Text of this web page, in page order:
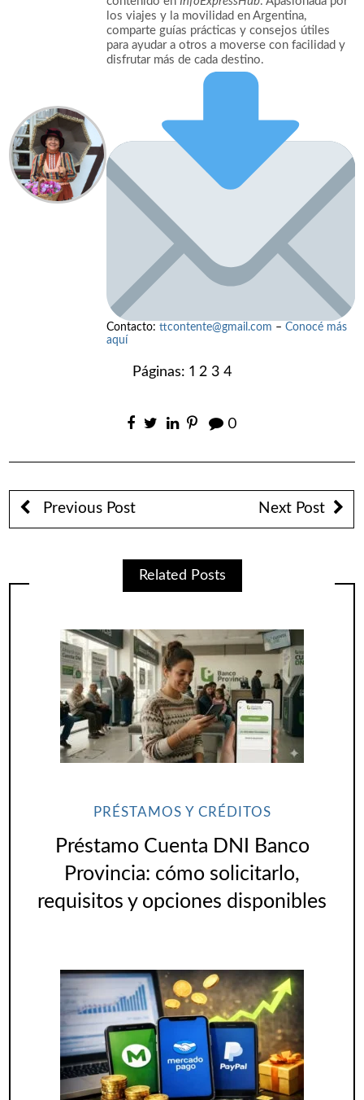
los viajes y la movilidad en Argentina,
comparte guías prácticas y consejos útiles
para ayudar a otros a moverse con facilidad y
disfrutar más de cada destino.
Contacto:ttcontente@gmail.com –Conocé más
aquí
Páginas: 1 2 3 4
0
Previous Post Next Post
Related Posts
PRÉSTAMOS Y CRÉDITOS
Préstamo Cuenta DNI Banco
Provincia: cómo solicitarlo,
requisitos y opciones disponibles